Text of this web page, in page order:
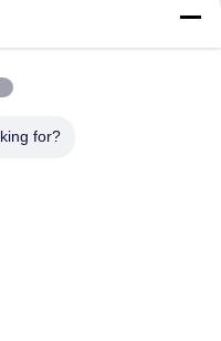
staalnoten Vorm
Kleine Grote
van 3 Duimschroeven
for?